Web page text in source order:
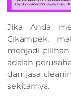
Jika Anda
Cikampek,
menjadi pilihan
adalah
dan jasa
sekitarnya.